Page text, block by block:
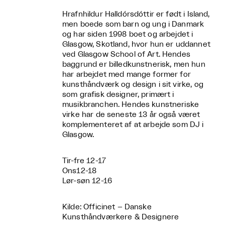
Hrafnhildur Halldórsdóttir er født i Island,
men boede som barn og ung i Danmark
og har siden 1998 boet og arbejdet i
Glasgow, Skotland, hvor hun er uddannet
ved Glasgow School of Art. Hendes
baggrund er billedkunstnerisk, men hun
har arbejdet med mange former for
kunsthåndværk og design i sit virke, og
som grafisk designer, primært i
musikbranchen. Hendes kunstneriske
virke har de seneste 13 år også været
komplementeret af at arbejde som DJ i
Glasgow.
Tir-fre 12-17
Ons12-18
Lør-søn 12-16
Kilde: Officinet – Danske
Kunsthåndværkere & Designere